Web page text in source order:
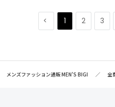
1 2 3
メンズファッション通販 MEN'S BIGI 全